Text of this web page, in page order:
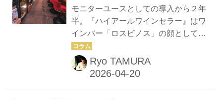
らタクシーで「La cave Takarazuka」
へと向かっていますが、最初に塚元さ
んのご経歴を簡単に教えていただけま
すか？ 塚元 今日はとても楽しみに伺
いました。私は1978年岡山県の...
コミュニケーションツール
に『Haier（ハイアー
ル）』
モニターユースとしての導入から２年
半。『ハイアールワインセラー』はワ
インバー「ロスビノス」の顔としてす
っかり欠かせない存在に。店主・櫻井
一都氏による、その後のレビューをリ
ポートする。 櫻井 『ハイアールワイ
Ryo TAMURA